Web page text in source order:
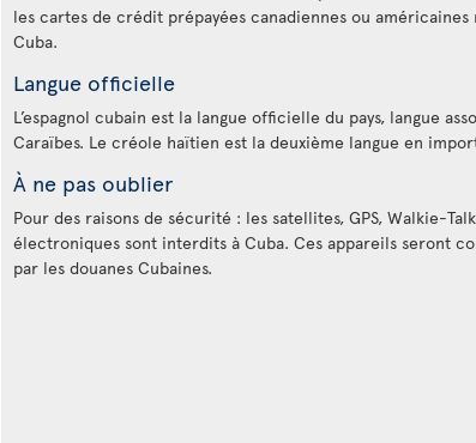
les cartes de crédit prépayées canadiennes ou américaines
Cuba.
Langue officielle
L’espagnol cubain est la langue officielle du pays, langue
Caraïbes. Le créole haïtien est la deuxième langue en
À ne pas oublier
Pour des raisons de sécurité : les satellites, GPS, Walkie-
électroniques sont interdits à Cuba. Ces appareils seront
par les douanes Cubaines.